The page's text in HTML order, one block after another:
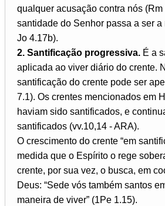
qualquer acusação contra nós
santidade do Senhor passa a ser
Jo 4.17b).
2. Santificação progressiva. É a
aplicada ao viver diário do crente.
santificação do crente pode ser
7.1). Os crentes mencionados em
haviam sido santificados, e
santificados (vv.10,14 - ARA).
O crescimento do crente “em
medida que o Espírito o rege
crente, por sua vez, o busca, em
Deus: “Sede vós também santos
maneira de viver” (1Pe 1.15).